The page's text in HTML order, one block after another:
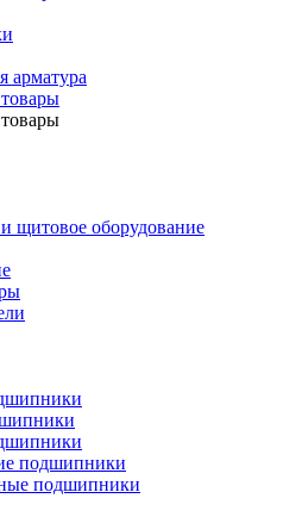
арматура
щитовое оборудование
подшипники
подшипники